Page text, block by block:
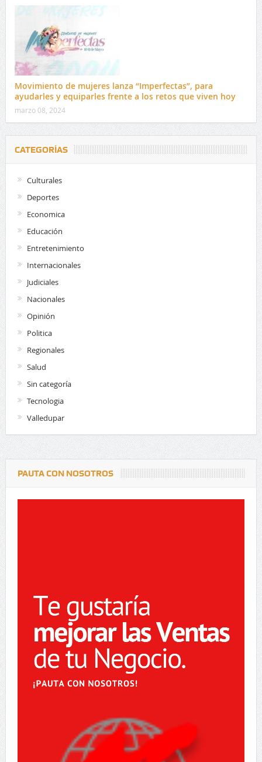
Movimiento de mujeres lanza “Imperfectas”, para
ayudarles y equiparles frente a los retos que viven hoy
marzo 08, 2024
CATEGORÍAS
Culturales
Deportes
Economica
Educación
Entretenimiento
Internacionales
Judiciales
Nacionales
Opinión
Politica
Regionales
Salud
Sin categoría
Tecnologia
Valledupar
PAUTA CON NOSOTROS